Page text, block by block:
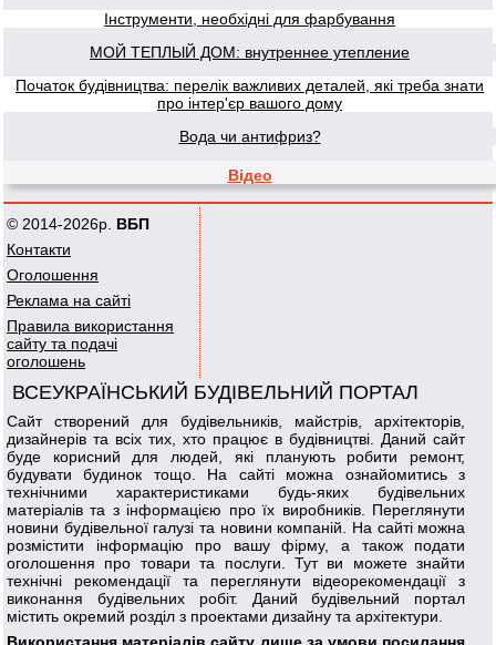
Інструменти, необхідні для фарбування
МОЙ ТЕПЛЫЙ ДОМ: внутреннее утепление
Початок будівництва: перелік важливих деталей, які треба знати
про інтер'єр вашого дому
Вода чи антифриз?
Відео
© 2014-2026р. ВБП
Контакти
Оголошення
Реклама на сайті
Правила використання
сайту та подачі
оголошень
ВСЕУКРАЇНСЬКИЙ БУДІВЕЛЬНИЙ ПОРТАЛ
Сайт створений для будівельників, майстрів, архітекторів,
дизайнерів та всіх тих, хто працює в будівництві. Даний сайт
буде корисний для людей, які планують робити ремонт,
будувати будинок тощо. На сайті можна ознайомитись з
технічними характеристиками будь-яких будівельних
матеріалів та з інформацією про їх виробників. Переглянути
новини будівельної галузі та новини компаній. На сайті можна
розмістити інформацію про вашу фірму, а також подати
оголошення про товари та послуги. Тут ви можете знайти
технічні рекомендації та переглянути відеорекомендації з
виконання будівельних робіт. Даний будівельний портал
містить окремий розділ з проектами дизайну та архітектури.